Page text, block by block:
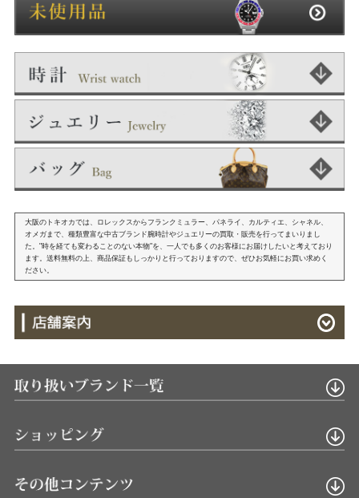
大阪のトキオカでは、ロレックスからフランクミュラー、パネライ、カルティエ、シャネル、
オメガまで、種類豊富な中古ブランド腕時計やジュエリーの買取・販売を行ってまいりまし
た。"時を経ても変わることのない本物"を、一人でも多くのお客様にお届けしたいと考えており
ます。送料無料の上、商品保証もしっかりと行っておりますので、ぜひお気軽にお買い求めく
ださい。